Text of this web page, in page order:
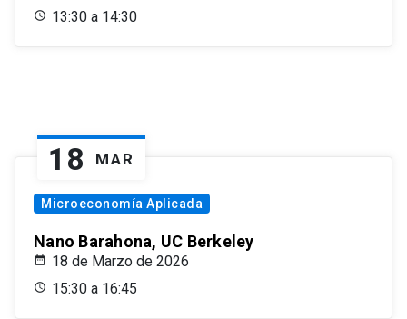
13:30 a 14:30
18 MAR
Microeconomía Aplicada
Nano Barahona, UC Berkeley
18 de Marzo de 2026
15:30 a 16:45